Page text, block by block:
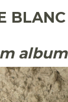
BLANC
album